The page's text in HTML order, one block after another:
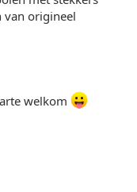
van origineel
welkom